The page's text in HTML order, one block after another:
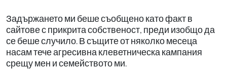
Задържането ми беше съобщено като факт в
сайтове с прикрита собственост, преди изобщо да
се беше случило. В същите от няколко месеца
насам тече агресивна клеветническа кампания
срещу мен и семейството ми.